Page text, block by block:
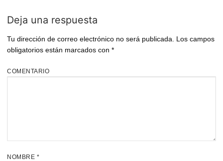
Deja una respuesta
Tu dirección de correo electrónico no será publicada.
Los campos
obligatorios están marcados con *
COMENTARIO
NOMBRE *